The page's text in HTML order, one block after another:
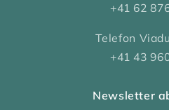
+41 62
Telefon
+41 43
Newsletter